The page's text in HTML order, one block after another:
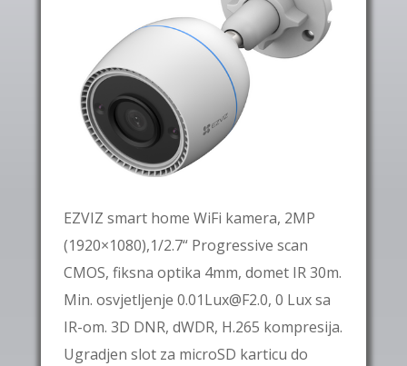
EZVIZ smart home WiFi kamera, 2MP
(1920×1080),1/2.7“ Progressive scan
CMOS, fiksna optika 4mm, domet IR 30m.
Min. osvjetljenje 0.01Lux@F2.0, 0 Lux sa
IR-om. 3D DNR, dWDR, H.265 kompresija.
Ugradjen slot za microSD karticu do